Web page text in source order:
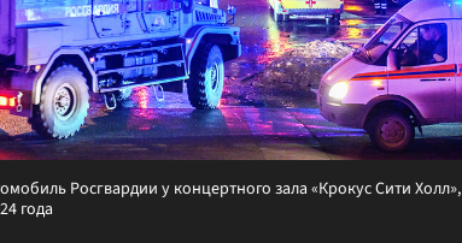
Росгвардии у концертного зала «Крокус Сити Холл»,
года